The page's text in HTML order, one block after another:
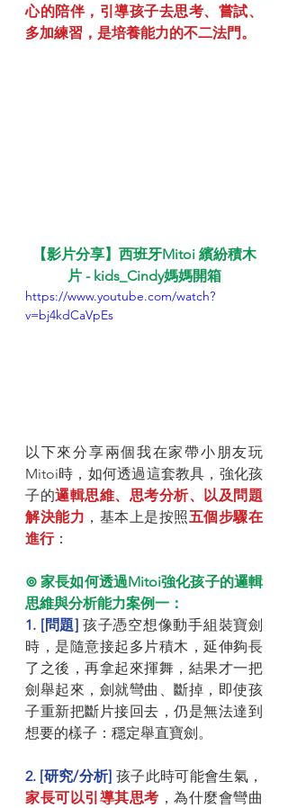
心的陪伴，引導孩子去思考、嘗試、
多加練習，是培養能力的不二法門。
【影片分享】西班牙Mitoi 繽紛積木
片 - kids_Cindy媽媽開箱
https://www.youtube.com/watch?
v=bj4kdCaVpEs
以下來分享兩個我在家帶小朋友玩
Mitoi時，如何透過這套教具，強化孩
子的邏輯思維、思考分析、以及問題
解決能力 ，基本上是按照五個步驟在
進行：
⊚ 家長如何透過Mitoi強化孩子的邏輯
思維與分析能力案例一：
1. [問題] 孩子憑空想像動手組裝寶劍
時，是隨意接起多片積木，延伸夠長
了之後，再拿起來揮舞，結果才一把
劍舉起來，劍就彎曲、斷掉，即使孩
子重新把斷片接回去，仍是無法達到
想要的樣子：穩定舉直寶劍。
2. [研究/分析] 孩子此時可能會生氣，
家長可以引導其思考 ，為什麼會彎曲